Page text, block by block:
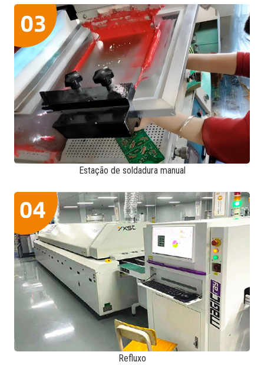
Estação de soldadura manual
Refluxo